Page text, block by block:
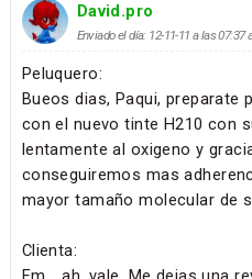
David.pro
Enviado el día: 12-11-11 a las 07:37
Peluquero:
Bueos dias, Paqui, preparate
con el nuevo tinte H210 con
lentamente al oxigeno y
conseguiremos mas
mayor tamaño molecular de
Clienta: